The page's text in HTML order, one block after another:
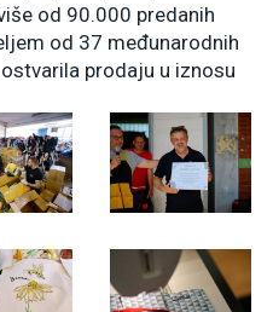
od 90.000 predanih
od 37 međunarodnih
prodaju u iznosu